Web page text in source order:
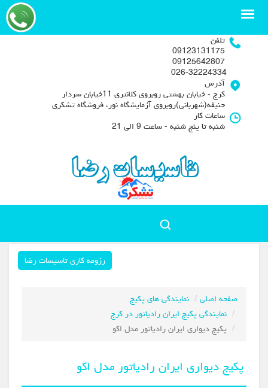
تلفن
09123131175
09125642807
آدرس
کرج - خیابان بهشتی روبروی کلانتری 11خیابان سردار
حنیفه(شهربانی)روبروی آزمایشگاه نور، فروشگاه تشکری
ساعات کار
شنبه تا پنج شنبه - ساعت 9 الی 21
رزومه کاری تاسیسات رضا
صفحه اصلی
نمایندگی های پکیج
نمایندگی پکیج ایران رادیاتور در کرج
پکیج دیواری ایران رادیاتور مدل اکو
پکیج دیواری ایران رادیاتور مدل اکو